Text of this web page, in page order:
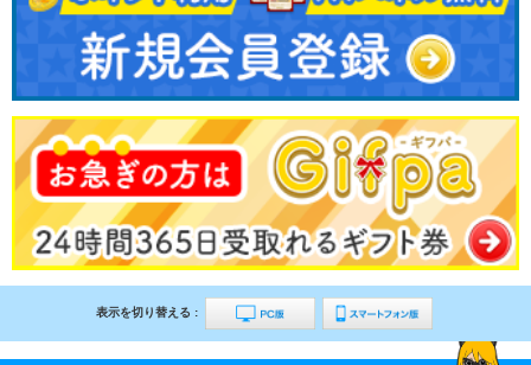
表示を切り替える :